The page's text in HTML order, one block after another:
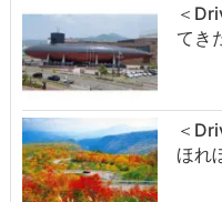
＜
てき
＜
ほれ